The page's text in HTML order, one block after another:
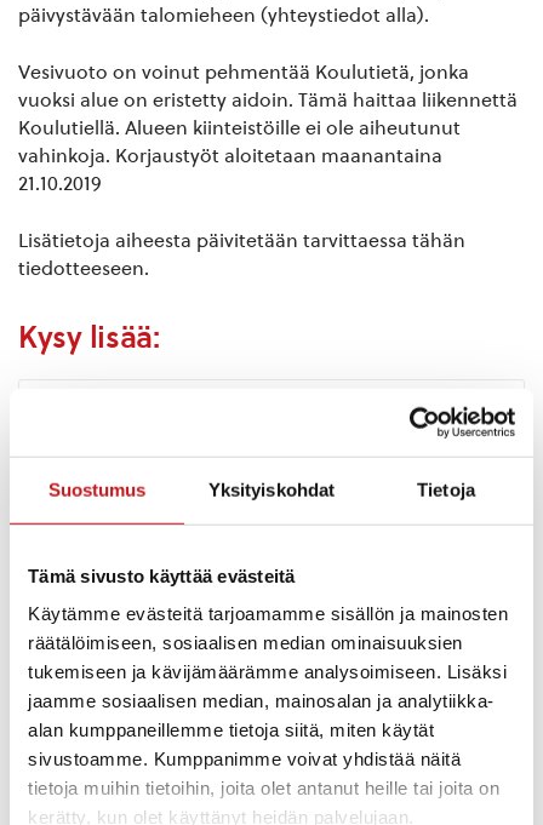
Suostumus Yksityiskohdat Tietoja
Tämä sivusto käyttää evästeitä
Käytämme evästeitä tarjoamamme sisällön ja mainosten
räätälöimiseen, sosiaalisen median ominaisuuksien
tukemiseen ja kävijämäärämme analysoimiseen. Lisäksi
jaamme sosiaalisen median, mainosalan ja analytiikka-
alan kumppaneillemme tietoja siitä, miten käytät
sivustoamme. Kumppanimme voivat yhdistää näitä
tietoja muihin tietoihin, joita olet antanut heille tai joita on
kerätty, kun olet käyttänyt heidän palvelujaan.
päivystävään talomieheen (yhteystiedot alla).
Vesivuoto on voinut pehmentää Koulutietä, jonka
vuoksi alue on eristetty aidoin. Tämä haittaa liikennettä
Koulutiellä. Alueen kiinteistöille ei ole aiheutunut
vahinkoja. Korjaustyöt aloitetaan maanantaina
21.10.2019
Lisätietoja aiheesta päivitetään tarvittaessa tähän
tiedotteeseen.
Kysy lisää:
0400 175 264
Yksikkö
Rakennustarkastaja